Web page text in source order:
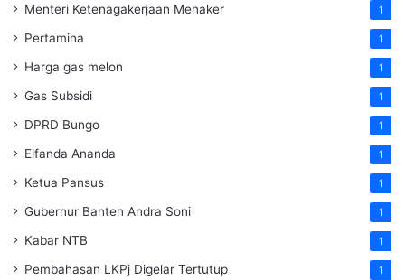
Menteri Ketenagakerjaan Menaker 1
Pertamina 1
Harga gas melon 1
Gas Subsidi 1
DPRD Bungo 1
Elfanda Ananda 1
Ketua Pansus 1
Gubernur Banten Andra Soni 1
Kabar NTB 1
Pembahasan LKPj Digelar Tertutup 1